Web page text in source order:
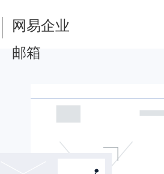
网易企业
邮箱